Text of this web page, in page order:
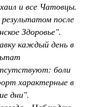
и все Чатовцы.
после
Здоровье".
каждый день в
боли
характерные в
дни".